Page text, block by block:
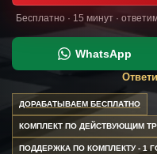
Бесплатно · 15 минут ·
WhatsApp
ДОРАБАТЫВАЕМ БЕСПЛАТНО
КОМПЛЕКТ ПО ДЕЙСТВУЮЩИМ
ПОДДЕРЖКА ПО КОМПЛЕКТУ - 1